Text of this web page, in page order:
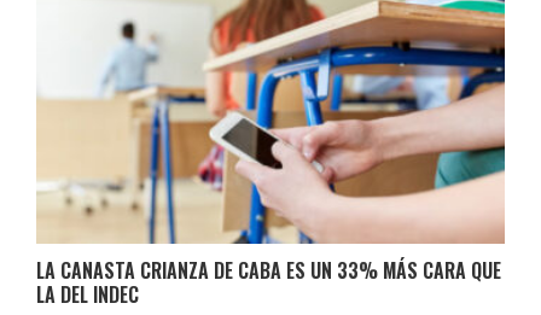
LA CANASTA CRIANZA DE CABA ES UN 33% MÁS CARA QUE
LA DEL INDEC